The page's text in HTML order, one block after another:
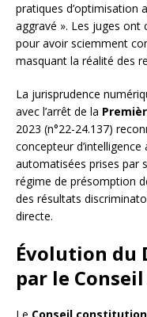
pratiques d’optimisation
aggravé ». Les juges ont
pour avoir sciemment
masquant la réalité des
La jurisprudence
avec l’arrêt de la
2023 (n°22-24.137)
concepteur
automatisées prises par
régime de présomption
des résultats
directe.
Évolution du
par le